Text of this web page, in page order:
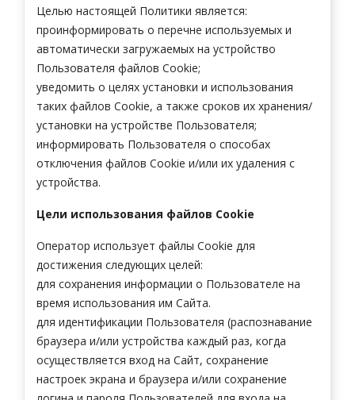
Целью настоящей Политики является:
проинформировать о перечне используемых и
автоматически загружаемых на устройство
Пользователя файлов Cookie;
уведомить о целях установки и использования
таких файлов Cookie, а также сроков их хранения/
установки на устройстве Пользователя;
информировать Пользователя о способах
отключения файлов Cookie и/или их удаления с
устройства.
Цели использования файлов Cookie
Оператор использует файлы Cookie для
достижения следующих целей:
для сохранения информации о Пользователе на
время использования им Сайта.
для идентификации Пользователя (распознавание
браузера и/или устройства каждый раз, когда
осуществляется вход на Сайт, сохранение
настроек экрана и браузера и/или сохранение